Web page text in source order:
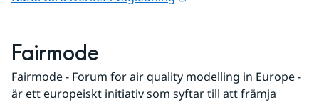
Fairmode
Fairmode - Forum for air quality modelling in Europe -
är ett europeiskt initiativ som syftar till att främja